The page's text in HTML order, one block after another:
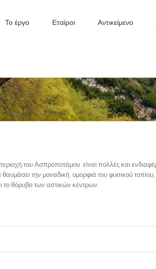
Το έργο Εταίροι Αντικείμενο
του Ασπροποτάμου είναι πολλές και
την μοναδική ομορφιά του φυσικού
το θόρυβο των αστικών κέντρων.